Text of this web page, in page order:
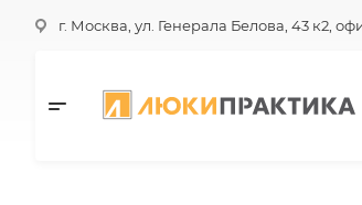
г. Москва, ул. Генерала Белова, 43 к2,